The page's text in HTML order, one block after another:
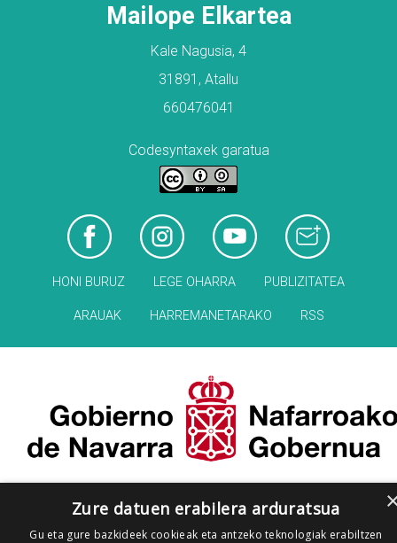
Mailope Elkartea
Kale Nagusia, 4
31891, Atallu
660476041
Codesyntaxek garatua
HONI BURUZ LEGE OHARRA PUBLIZITATEA
ARAUAK HARREMANETARAKO RSS
Zure datuen erabilera arduratsua
Gu eta gure bazkideek cookieak eta antzeko teknologiak erabiltzen